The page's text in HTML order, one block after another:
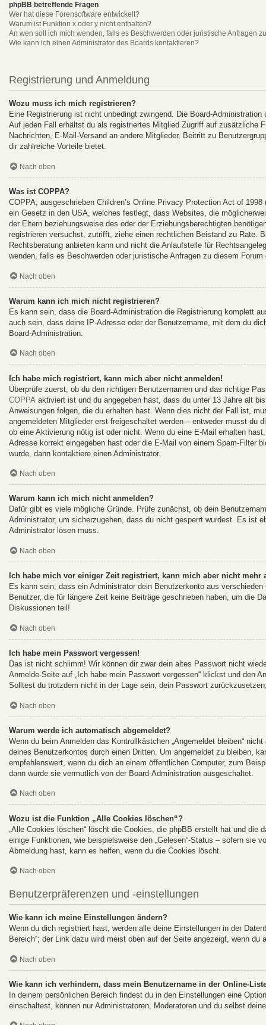
phpBB betreffende Fragen
Wer hat diese Forensoftware entwickelt?
Warum ist Funktion x oder y nicht enthalten?
An wen soll ich mich wenden, falls es Beschwerden oder juristische Anfragen
Wie kann ich einen Administrator des Boards kontaktieren?
Registrierung und Anmeldung
Wozu muss ich mich registrieren?
Eine Registrierung ist nicht unbedingt zwingend. Die Board-
Auf jeden Fall erhältst du als registriertes Mitglied Zugriff auf zusätzliche
Nachrichten, E-Mail-Versand an andere Mitglieder, Beitritt zu
dir zahlreiche Vorteile bietet.
Nach oben
Was ist COPPA?
COPPA, ausgeschrieben Children’s Online Privacy Protection Act of
ein Gesetz in den USA, welches festlegt, dass Websites, die
der Eltern beziehungsweise des oder der Erziehungsberechtigten
registrieren versuchst, zutrifft, ziehe einen rechtlichen Beistand zu Rate.
Rechtsberatung anbieten kann und nicht die Anlaufstelle für
wenden, falls es Beschwerden oder juristische Anfragen zu diesem Forum
Nach oben
Warum kann ich mich nicht registrieren?
Es kann sein, dass die Board-Administration die Registrierung komplett
auch sein, dass deine IP-Adresse oder der Benutzername, mit dem du
Board-Administration.
Nach oben
Ich habe mich registriert, kann mich aber nicht anmelden!
Überprüfe zuerst, ob du den richtigen Benutzernamen und das richtige
COPPA aktiviert ist und du angegeben hast, dass du unter 13 Jahre alt
Anweisungen folgen, die du erhalten hast. Wenn dies nicht der Fall ist,
angemeldeten Mitglieder erst freigeschaltet werden – entweder musst du
ob eine Aktivierung nötig ist oder nicht. Wenn du eine E-Mail erhalten
Adresse korrekt eingegeben hast oder die E-Mail von einem Spam-Filter
wurde, dann kontaktiere einen Administrator.
Nach oben
Warum kann ich mich nicht anmelden?
Dafür gibt es viele mögliche Gründe. Prüfe zunächst, ob dein
Administrator, um sicherzugehen, dass du nicht gesperrt wurdest. Es ist
Administrator lösen muss.
Nach oben
Ich habe mich vor einiger Zeit registriert, kann mich aber nicht mehr
Es kann sein, dass ein Administrator dein Benutzerkonto aus
Benutzer, die für längere Zeit keine Beiträge geschrieben haben, um die
Diskussionen teil!
Nach oben
Ich habe mein Passwort vergessen!
Das ist nicht schlimm! Wir können dir zwar dein altes Passwort nicht
Anmelde-Seite auf „Ich habe mein Passwort vergessen“ klickst und den
Solltest du trotzdem nicht in der Lage sein, dein Passwort
Nach oben
Warum werde ich automatisch abgemeldet?
Wenn du beim Anmelden das Kontrollkästchen „Angemeldet bleiben“
deines Benutzerkontos durch einen Dritten. Um angemeldet zu bleiben,
empfehlenswert, wenn du dich an einem öffentlichen Computer, zum
dann wurde sie vermutlich von der Board-Administration ausgeschaltet.
Nach oben
Wozu ist die Funktion „Alle Cookies löschen“?
„Alle Cookies löschen“ löscht die Cookies, die phpBB erstellt hat und
einige Funktionen, wie beispielsweise den „Gelesen“-Status – sofern sie
Abmeldung hast, kann es helfen, wenn du die Cookies löscht.
Nach oben
Benutzerpräferenzen und -einstellungen
Wie kann ich meine Einstellungen ändern?
Wenn du dich registriert hast, werden alle deine Einstellungen in der
Bereich“; der Link dazu wird meist oben auf der Seite angezeigt, wenn
Nach oben
Wie kann ich verhindern, dass mein Benutzername in der Online-
In deinem persönlichen Bereich findest du in den Einstellungen eine
einschaltest, können nur Administratoren, Moderatoren und du selbst